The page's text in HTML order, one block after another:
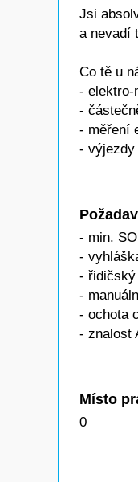
Jsi
a nevadí
Co tě u
- elektro-
-
- měření
- výjezdy
- min.
-
-
-
- ochota
- znalost
Místo
0